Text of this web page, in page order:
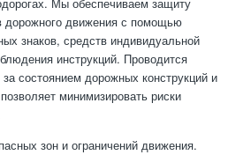
дорожного движения с помощью
знаков, средств индивидуальной
инструкций. Проводится
состоянием дорожных конструкций и
минимизировать риски
зон и ограничений движения.